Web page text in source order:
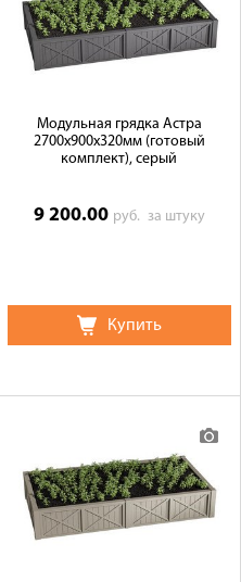
Модульная грядка Астра
2700x900x320мм (готовый
комплект), серый
9 200.00 руб. за штуку
Купить